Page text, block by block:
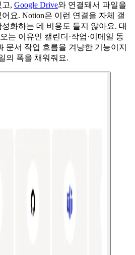
고, Google Drive와 연결돼서 파일을
요. Notion은 이런 연결을 자체 갤
화하는 데 비용도 들지 않아요. 대
는 이유인 캘린더·작업·이메일 동
문서 작업 흐름을 겨냥한 기능이지
의 폭을 채워줘요.